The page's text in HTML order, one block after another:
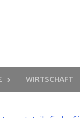
WIRTSCHAFT